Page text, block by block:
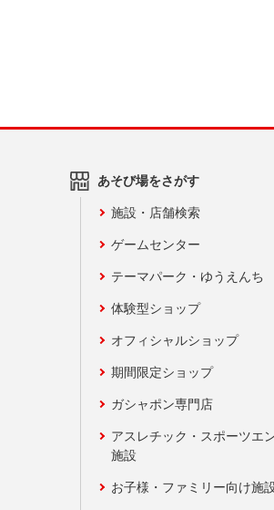
あそび場をさがす
施設・店舗検索
ゲームセンター
テーマパーク・ゆうえんち
体験型ショップ
オフィシャルショップ
期間限定ショップ
ガシャポン専門店
アスレチック・スポーツエ
施設
お子様・ファミリー向け施